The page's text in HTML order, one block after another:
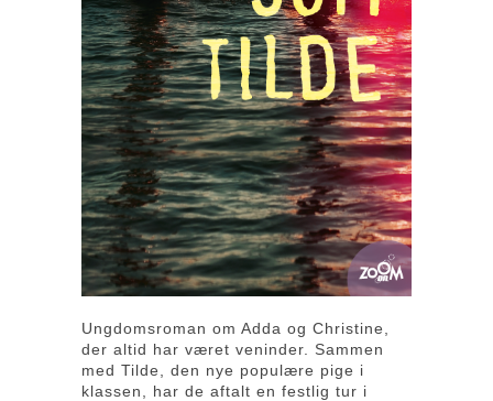
Ungdomsroman om Adda og Christine,
der altid har været veninder. Sammen
med Tilde, den nye populære pige i
klassen, har de aftalt en festlig tur i